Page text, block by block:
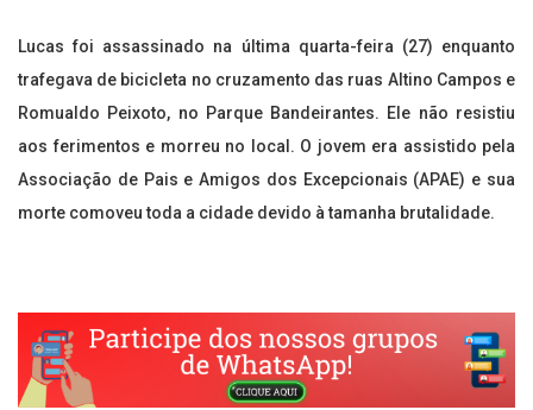
Lucas foi assassinado na última quarta-feira (27) enquanto
trafegava de bicicleta no cruzamento das ruas Altino Campos e
Romualdo Peixoto, no Parque Bandeirantes. Ele não resistiu
aos ferimentos e morreu no local. O jovem era assistido pela
Associação de Pais e Amigos dos Excepcionais (APAE) e sua
morte comoveu toda a cidade devido à tamanha brutalidade.